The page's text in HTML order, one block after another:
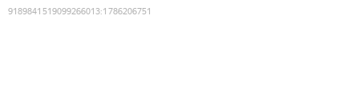
9189841519099266013:1786206751